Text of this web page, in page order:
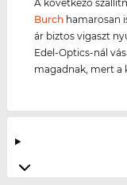
A következő
Burch hamarosan
ár biztos vigaszt
Edel-Optics-nál
magadnak, mert a